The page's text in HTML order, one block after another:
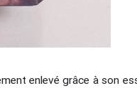
enlevé grâce à son